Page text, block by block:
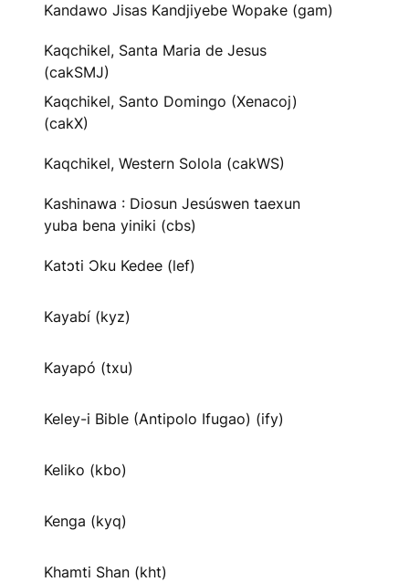
Kandawo Jisas Kandjiyebe Wopake (gam)
Kaqchikel, Santa Maria de Jesus
(cakSMJ)
Kaqchikel, Santo Domingo (Xenacoj)
(cakX)
Kaqchikel, Western Solola (cakWS)
Kashinawa : Diosun Jesúswen taexun
yuba bena yiniki (cbs)
Katɔti Ɔku Kedee (lef)
Kayabí (kyz)
Kayapó (txu)
Keley-i Bible (Antipolo Ifugao) (ify)
Keliko (kbo)
Kenga (kyq)
Khamti Shan (kht)